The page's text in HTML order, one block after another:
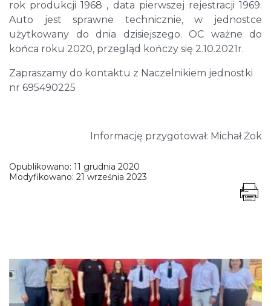
rok produkcji 1968 , data pierwszej rejestracji 1969.
Auto jest sprawne technicznie, w jednostce
użytkowany do dnia dzisiejszego. OC ważne do
końca roku 2020, przegląd kończy się 2.10.2021r.
Zapraszamy do kontaktu z Naczelnikiem jednostki
nr 695490225
Informację przygotował: Michał Żok
Opublikowano: 11 grudnia 2020
Modyfikowano: 21 września 2023